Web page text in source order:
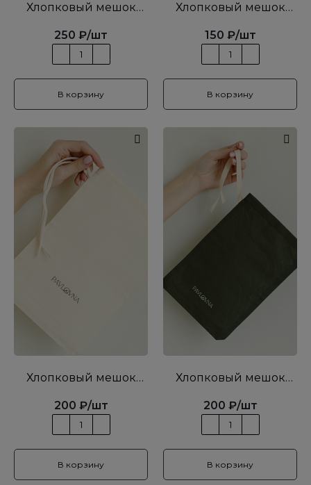
Хлопковый мешок
250 ₽/шт
В корзину
Хлопковый мешок
150 ₽/шт
В корзину
Хлопковый мешок
200 ₽/шт
В корзину
Хлопковый мешок
200 ₽/шт
В корзину